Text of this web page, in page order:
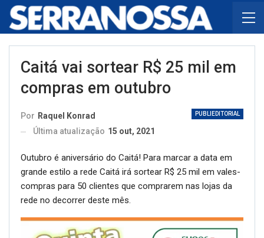
Caitá vai sortear R$ 25 mil em
compras em outubro
PUBLIEDITORIAL
Por Raquel Konrad
Última atualização 15 out, 2021
Outubro é aniversário do Caitá! Para marcar a data em
grande estilo a rede Caitá irá sortear R$ 25 mil em vales-
compras para 50 clientes que comprarem nas lojas da
rede no decorrer deste mês.